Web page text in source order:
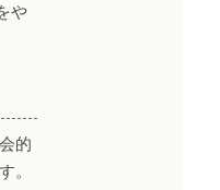
や
的
。